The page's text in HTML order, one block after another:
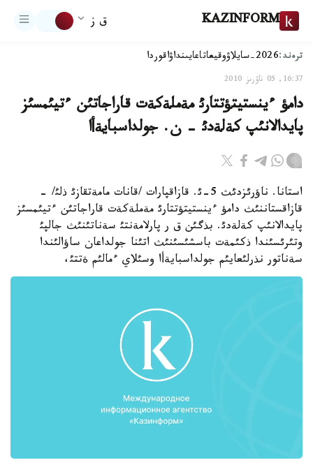
KAZINFORM ق ز
ترەند:2026-سايلاۋ وقيعاتاعايىنداۋاقوردا
16:37, 05 ناۋرىز 2010
دامؤ ءينستيتؤتتارئ مةملةكةت قاراجاتئن ءتيئمسئز
پايدالانئپ كةلةدئ - ن. جولداسبايةأا
استانا. ناؤرئزدئث 5-ئ. قازاقپارات /قانات مامةتقازئ ذلئ/ -
قازاقستاننئث دامؤ ءينستيتؤتتارئ مةملةكةت قاراجاتئن ءتيئمسئز
پايدالانئپ كةلةدئ. بذگئن ق ر پارلامةنتئ سةناتئنئث جالپئ
وتئرئسئندا ذكئمةت باسشئسئنئث اتئنا جولداعان ساؤالئندا
سةناتور نذرلئعايئم جولداسبايةأا وسئلاي ءمالئم ةتتئ،